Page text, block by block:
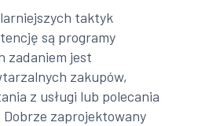
taktyk
są programy
zadaniem jest
zakupów,
z usługi lub polecania
Dobrze zaprojektowany